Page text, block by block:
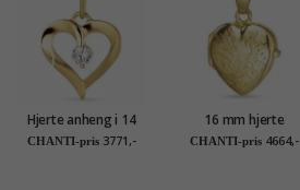
Hjerte anheng i 14
karat gull - Gold
CHANTI-pris 3771,-
16 mm hjerte
medaljong i 9 karat
CHANTI-pris 4664,-